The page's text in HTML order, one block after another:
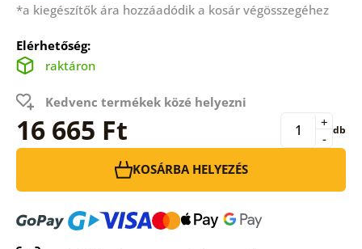
*a kiegészítők ára hozzáadódik a kosár végösszegéhez
Elérhetőség:
raktáron
Kedvenc termékek közé helyezni
16 665 Ft -
+ db
KOSÁRBA HELYEZÉS